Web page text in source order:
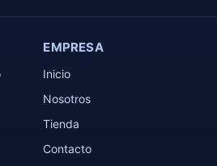
EMPRESA
Inicio
Nosotros
Tienda
Contacto